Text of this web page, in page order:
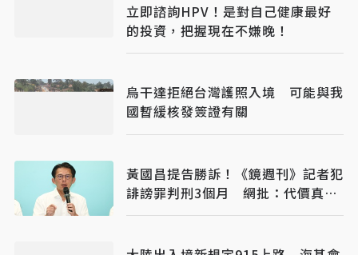
立即諮詢HPV！是對自己健康最好
的投資，把握現在不嫌晚！
烏干達拒絕台灣護照入境 可能與我
國暫緩核發簽證有關
黃國昌提告勝訴！《鏡週刊》記者犯
誹謗罪判刑3個月 網批：代價真輕
下次再犯